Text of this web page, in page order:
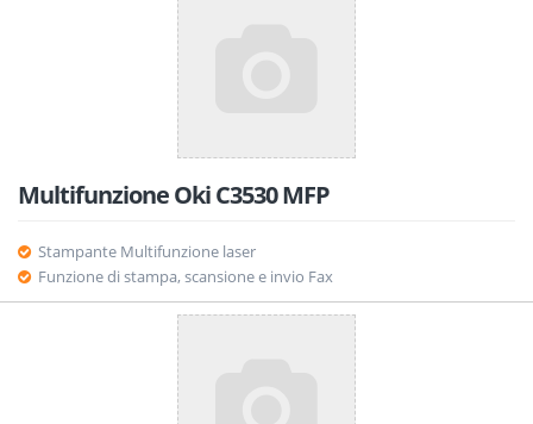
Multifunzione Oki C3530 MFP
Stampante Multifunzione laser
Funzione di stampa, scansione e invio Fax